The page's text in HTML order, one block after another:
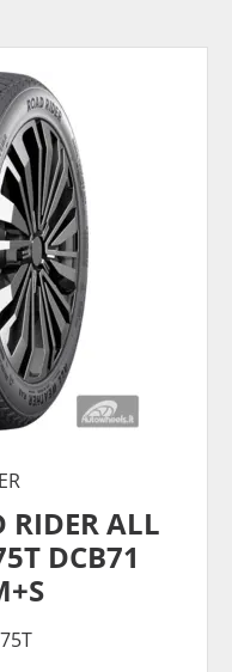
ALL
DCB71